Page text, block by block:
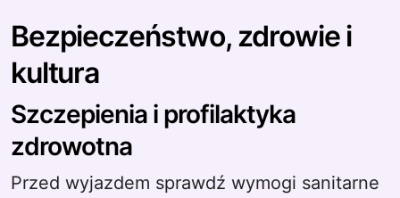
Bezpieczeństwo, zdrowie i
kultura
Szczepienia i profilaktyka
zdrowotna
Przed wyjazdem sprawdź wymogi sanitarne